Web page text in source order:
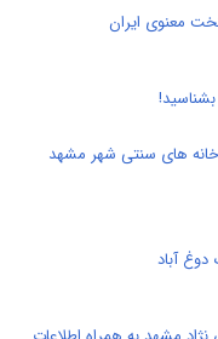
معنوی ایران
خانه های سنتی شهر مشهد
دوغ آباد